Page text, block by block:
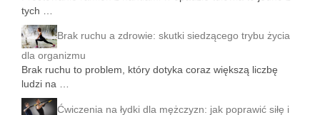
tych …
Brak ruchu a zdrowie: skutki siedzącego trybu życia
dla organizmu
Brak ruchu to problem, który dotyka coraz większą liczbę
ludzi na …
Ćwiczenia na łydki dla mężczyzn: jak poprawić siłę i